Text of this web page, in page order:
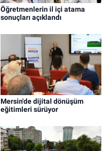
Öğretmenlerin il içi atama
sonuçları açıklandı
Mersin'de dijital dönüşüm
eğitimleri sürüyor